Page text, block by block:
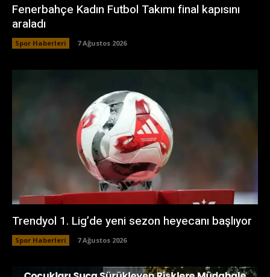
Fenerbahçe Kadın Futbol Takımı final kapısını
araladı
Spor Haberleri 7 Ağustos 2026
Trendyol 1. Lig’de yeni sezon heyecanı başlıyor
Spor Haberleri 7 Ağustos 2026